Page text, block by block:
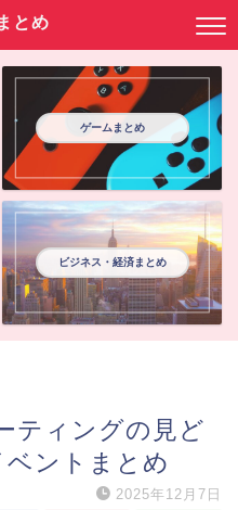
とめ
ゲームまとめ
ビジネス・経済まとめ
ティングの見ど
ベントまとめ
2025年12月7日